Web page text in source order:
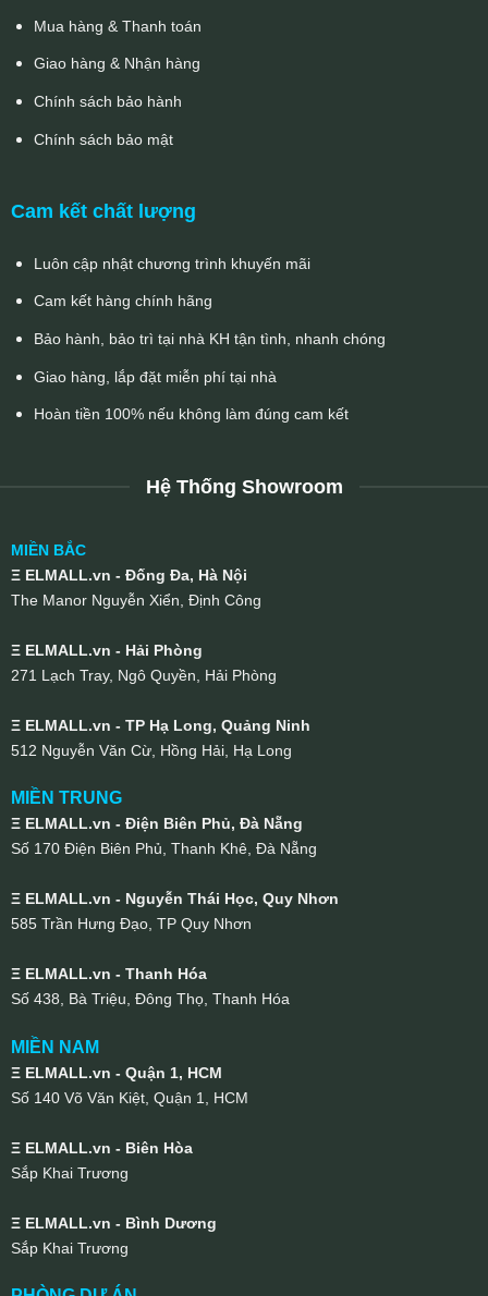
Mua hàng & Thanh toán
Giao hàng & Nhận hàng
Chính sách bảo hành
Chính sách bảo mật
Cam kết chất lượng
Luôn cập nhật chương trình khuyến mãi
Cam kết hàng chính hãng
Bảo hành, bảo trì tại nhà KH tận tình, nhanh chóng
Giao hàng, lắp đặt miễn phí tại nhà
Hoàn tiền 100% nếu không làm đúng cam kết
Hệ Thống Showroom
MIỀN BẮC
Ξ ELMALL.vn - Đống Đa, Hà Nội
The Manor Nguyễn Xiển, Định Công
Ξ ELMALL.vn - Hải Phòng
271 Lạch Tray, Ngô Quyền, Hải Phòng
Ξ ELMALL.vn - TP Hạ Long, Quảng Ninh
512 Nguyễn Văn Cừ, Hồng Hải, Hạ Long
MIỀN TRUNG
Ξ ELMALL.vn - Điện Biên Phủ, Đà Nẵng
Số 170 Điện Biên Phủ, Thanh Khê, Đà Nẵng
Ξ ELMALL.vn - Nguyễn Thái Học, Quy Nhơn
585 Trần Hưng Đạo, TP Quy Nhơn
Ξ ELMALL.vn - Thanh Hóa
Số 438, Bà Triệu, Đông Thọ, Thanh Hóa
MIỀN NAM
Ξ ELMALL.vn - Quận 1, HCM
Số 140 Võ Văn Kiệt, Quận 1, HCM
Ξ ELMALL.vn - Biên Hòa
Sắp Khai Trương
Ξ ELMALL.vn - Bình Dương
Sắp Khai Trương